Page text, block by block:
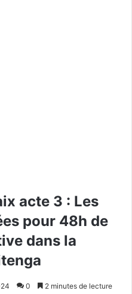
acte 3 : Les
pour 48h de
dans la
0 2 minutes de lecture